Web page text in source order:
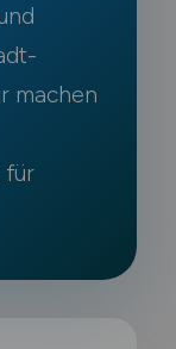
machen
für